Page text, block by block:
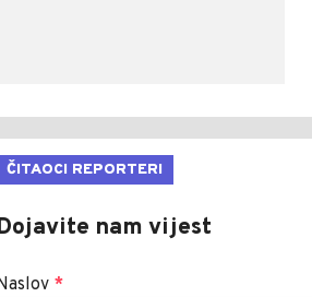
ČITAOCI REPORTERI
nam vijest
*